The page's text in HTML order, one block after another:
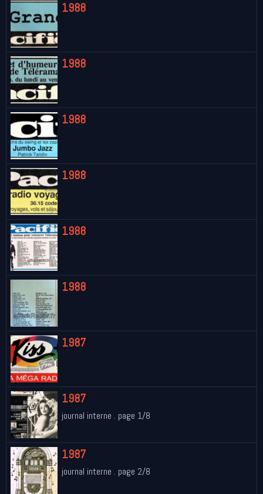
1988
1988
1988
1988
1988
1988
1987
1987
journal interne . page 1/8
1987
journal interne . page 2/8